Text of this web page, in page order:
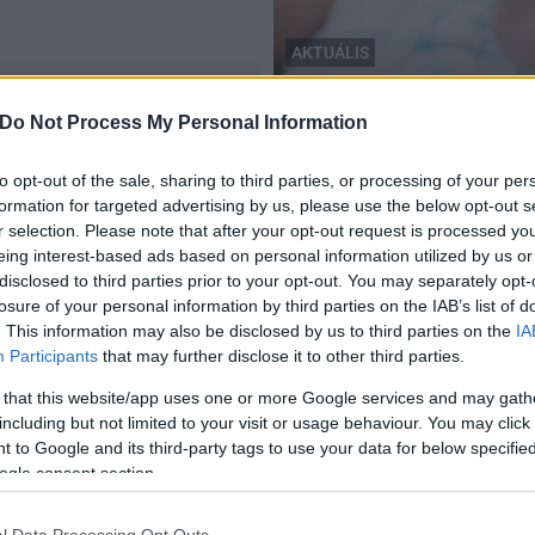
Do Not Process My Personal Information
opt-out of the sale, sharing to third parties, or processing of your
for targeted advertising by us, please use the below opt-out
selection. Please note that after your opt-out request is processed
interest-based ads based on personal information utilized by us
to third parties prior to your opt-out. You may separately
of your personal information by third parties on the IAB’s list of
This information may also be disclosed by us to third parties on the
Participants that may further disclose it to other third parties.
that this website/app uses one or more Google services and may
but not limited to your visit or usage behaviour. You may
to Google and its third-party tags to use your data for below
consent section.
kialakítására
AKTUÁLIS
Harminc százalékkal
2018.02.16
Új lehetőségek nyílnak meg az Erzsébet-
programon belül
2017.05.29
Három új lehetőség nyílik meg az Erzsébet-programon
belül, vasárnaptól a nagyszülők és az unokák, az